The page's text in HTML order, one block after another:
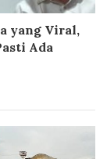
yang Viral,
Ada